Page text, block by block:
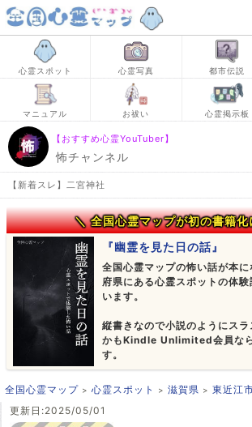
心霊スポット 心霊写真 都市伝説
マニュアル お祓い 心霊掲示板
【おすすめ心霊YouTuber】
怖チャンネル
【新着スレ】二宮神社
＼ 全国心霊マップが初の書籍化
『幽霊を見た日の話』
全国心霊マップの怖い話が本
府県にある心霊スポットの体
います。
縦書きなので小説のようにス
かもKindle Unlimited会員な
す。
全国心霊マップ 心霊スポット 滋賀県
東近江
更新日:2025/05/01